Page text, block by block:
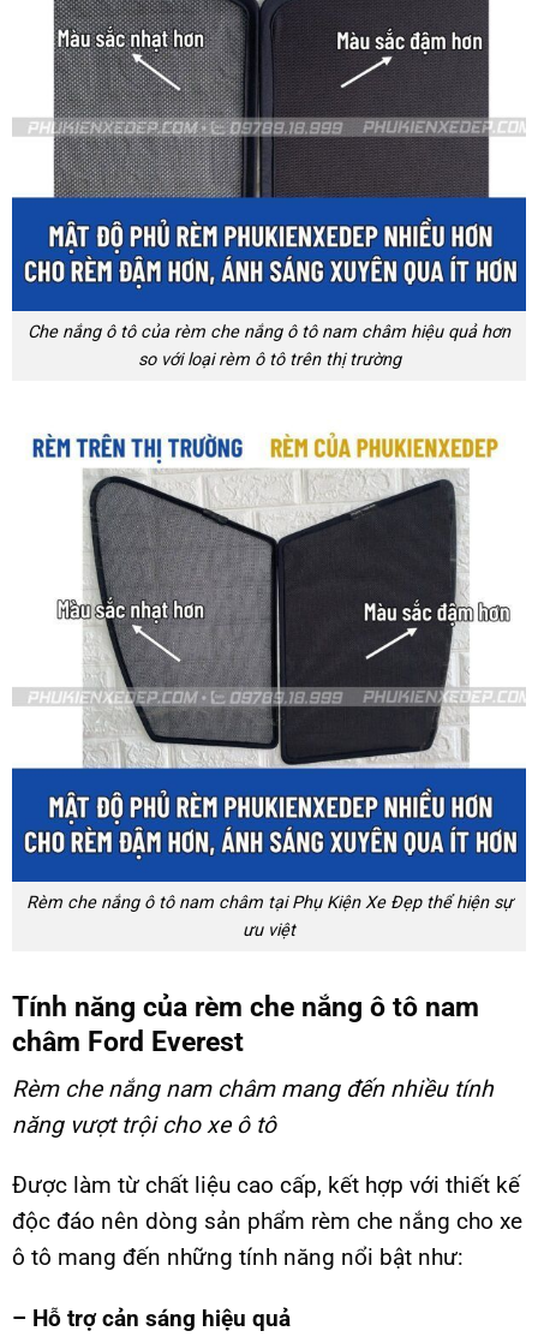
Che nắng ô tô của rèm che nắng ô tô nam châm hiệu quả hơn
so với loại rèm ô tô trên thị trường
Rèm che nắng ô tô nam châm tại Phụ Kiện Xe Đẹp thể hiện sự
ưu việt
Tính năng của rèm che nắng ô tô nam
châm Ford Everest
Rèm che nắng nam châmmang đến nhiều tính
năng vượt trội cho xe ô tô
Được làm từ chất liệu cao cấp, kết hợp với thiết kế
độc đáo nên dòng sản phẩm rèm che nắng cho xe
ô tô mang đến những tính năng nổi bật như:
– Hỗ trợ cản sáng hiệu quả